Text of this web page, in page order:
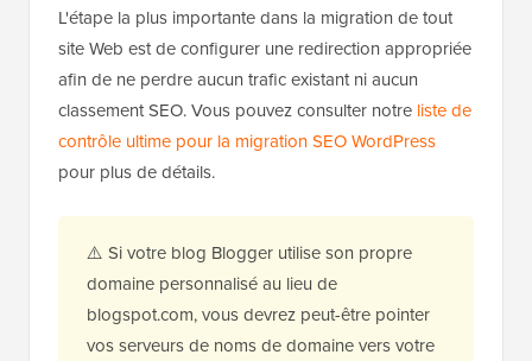
L'étape la plus importante dans la migration de tout
site Web est de configurer une redirection appropriée
afin de ne perdre aucun trafic existant ni aucun
classement SEO. Vous pouvez consulter notre liste de
contrôle ultime pour la migration SEO WordPress
pour plus de détails.
⚠️ Si votre blog Blogger utilise son propre
domaine personnalisé au lieu de
blogspot.com, vous devrez peut-être pointer
vos serveurs de noms de domaine vers votre